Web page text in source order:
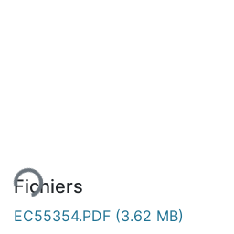
Fichiers
EC55354.PDF (3.62 MB)